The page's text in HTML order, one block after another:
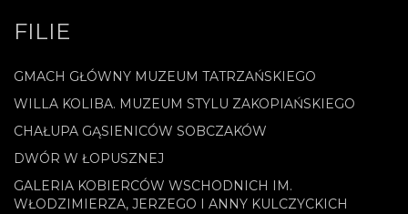
FILIE
GMACH GŁÓWNY MUZEUM TATRZAŃSKIEGO
WILLA KOLIBA. MUZEUM STYLU ZAKOPIAŃSKIEGO
CHAŁUPA GĄSIENICÓW SOBCZAKÓW
DWÓR W ŁOPUSZNEJ
GALERIA KOBIERCÓW WSCHODNICH IM.
WŁODZIMIERZA, JERZEGO I ANNY KULCZYCKICH